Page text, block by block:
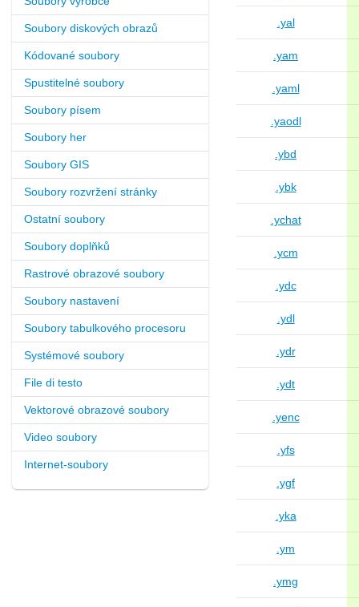
Soubory diskových obrazů
Kódované soubory
Spustitelné soubory
Soubory písem
Soubory her
Soubory GIS
Soubory rozvržení stránky
Ostatní soubory
Soubory doplňků
Rastrové obrazové soubory
Soubory nastavení
Soubory tabulkového procesoru
Systémové soubory
File di testo
Vektorové obrazové soubory
Video soubory
Internet-soubory
.yal
.yam
.yaml
.yaodl
.ybd
.ybk
.ychat
.ycm
.ydc
.ydl
.ydr
.ydt
.yenc
.yfs
.ygf
.yka
.ym
.ymg